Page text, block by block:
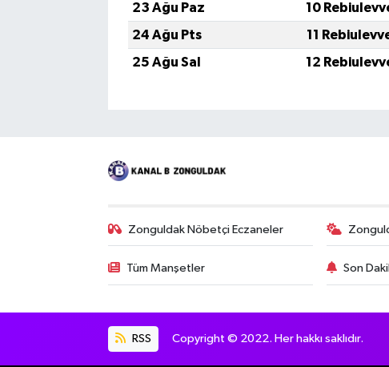
23 Ağu Paz
10
24 Ağu Pts
11
25 Ağu Sal
12
Zonguldak Nöbetçi Eczaneler
Tüm Manşetler Son
RSS Copyright © 2022. Her hakkı saklıdır.